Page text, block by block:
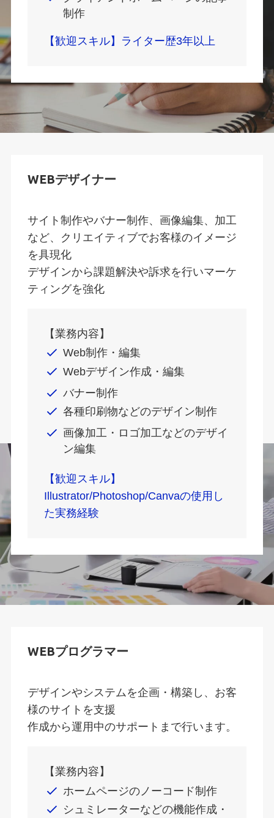
制作
【歓迎スキル】ライター歴3年以上
WEBデザイナー
サイト制作やバナー制作、画像編集、加工
など、クリエイティブでお客様のイメージ
を具現化
デザインから課題解決や訴求を行いマーケ
ティングを強化
【業務内容】
Web制作・編集
Webデザイン作成・編集
バナー制作
各種印刷物などのデザイン制作
画像加工・ロゴ加工などのデザイ
ン編集
【歓迎スキル】
Illustrator/Photoshop/Canvaの使用し
た実務経験
WEBプログラマー
デザインやシステムを企画・構築し、お客
様のサイトを支援
作成から運用中のサポートまで行います。
【業務内容】
ホームページのノーコード制作
シュミレーターなどの機能作成・